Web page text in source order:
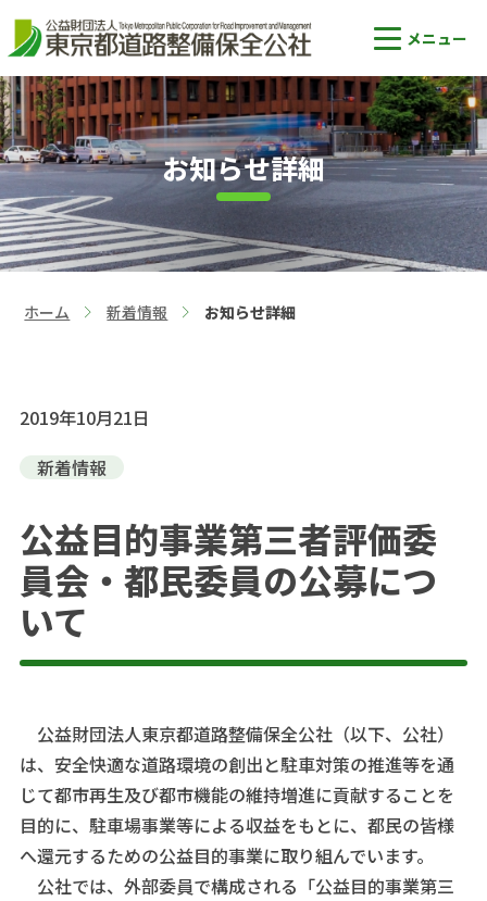
お知らせ詳細
ホーム
新着情報
お知らせ詳細
2019年10月21日
新着情報
公益目的事業第三者評価委
員会・都民委員の公募につ
いて
公益財団法人東京都道路整備保全公社（以下、公社）
は、安全快適な道路環境の創出と駐車対策の推進等を通
じて都市再生及び都市機能の維持増進に貢献することを
目的に、駐車場事業等による収益をもとに、都民の皆様
へ還元するための公益目的事業に取り組んでいます。
公社では、外部委員で構成される「公益目的事業第三